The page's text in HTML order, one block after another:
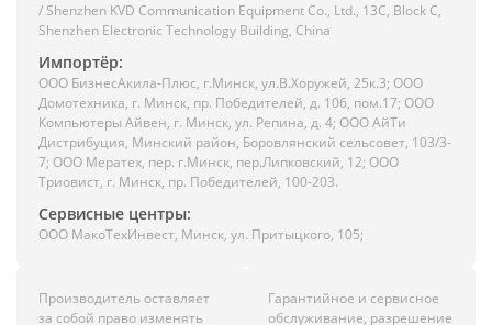
/ Shenzhen KVD Communication Equipment Co., Ltd., 13C, Block C,
Shenzhen Electronic Technology Building, China
Импортёр:
ООО БизнесАкила-Плюc, г.Минск, ул.В.Хоружей, 25к.3; ООО
Домотехника, г. Минск, пр. Победителей, д. 106, пом.17; ООО
Компьютеры Айвен, г. Минск, ул. Репина, д. 4; ООО АйТи
Дистрибуция, Минский район, Боровлянский сельсовет, 103/3-
7; ООО Мератех, пер. г.Минск, пер.Липковский, 12; ООО
Триовист, г. Минск, пр. Победителей, 100-203.
Сервисные центры:
ООО МакоТехИнвест, Минск, ул. Притыцкого, 105;
Производитель оставляет
за собой право изменять
Гарантийное и сервисное
обслуживание, разрешение